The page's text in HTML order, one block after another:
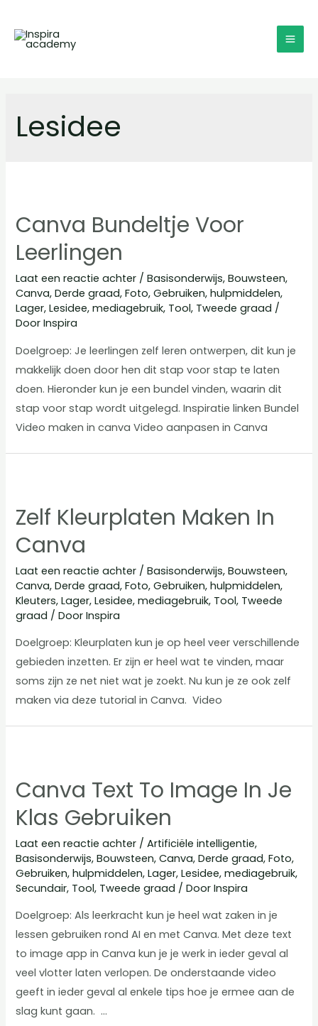
naar
inhoud
Lesidee
Canva Bundeltje Voor
Leerlingen
Laat een reactie achter /Basisonderwijs,Bouwsteen,
Canva,Derde graad,Foto,Gebruiken,hulpmiddelen,
Lager,Lesidee,mediagebruik, Tool, Tweede graad /
DoorInspira
Doelgroep: Je leerlingen zelf leren ontwerpen, dit kun je
makkelijk doen door hen dit stap voor stap te laten
doen. Hieronder kun je een bundel vinden, waarin dit
stap voor stap wordt uitgelegd. Inspiratie linken Bundel
Video maken in canva Video aanpasen in Canva
Zelf Kleurplaten Maken In
Canva
Laat een reactie achter /Basisonderwijs,Bouwsteen,
Canva,Derde graad,Foto,Gebruiken,hulpmiddelen,
Kleuters,Lager,Lesidee,mediagebruik, Tool, Tweede
graad / DoorInspira
Doelgroep: Kleurplaten kun je op heel veer verschillende
gebieden inzetten. Er zijn er heel wat te vinden, maar
soms zijn ze net niet wat je zoekt. Nu kun je ze ook zelf
maken via deze tutorial in Canva. Video
Canva Text To Image In Je
Klas Gebruiken
Laat een reactie achter /Artificiële intelligentie,
Basisonderwijs,Bouwsteen,Canva,Derde graad,Foto,
Gebruiken,hulpmiddelen,Lager,Lesidee,mediagebruik,
Secundair, Tool, Tweede graad / DoorInspira
Doelgroep: Als leerkracht kun je heel wat zaken in je
lessen gebruiken rond AI en met Canva. Met deze text
to image app in Canva kun je je werk in ieder geval al
veel vlotter laten verlopen. De onderstaande video
geeft in ieder geval al enkele tips hoe je ermee aan de
slag kunt gaan. …